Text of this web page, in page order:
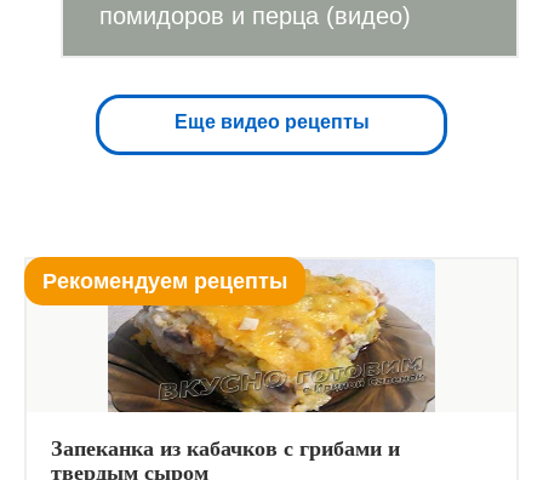
помидоров и перца (видео)
Еще видео рецепты
Рекомендуем рецепты
Запеканка из кабачков с грибами и
твердым сыром